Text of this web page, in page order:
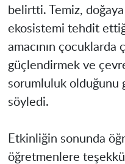
belirtti. Temiz, doğaya
ekosistemi tehdit
amacının çocuklarda
güçlendirmek ve
sorumluluk olduğunu
söyledi.
Etkinliğin sonunda
öğretmenlere